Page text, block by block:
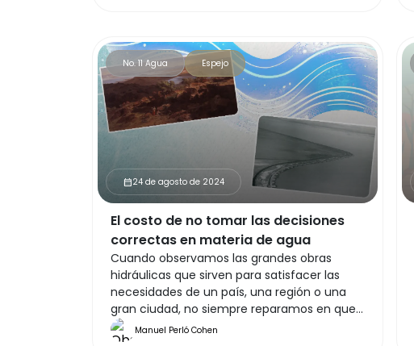
No. 11 Agua Espejo
calendar_month24 de agosto de 2024
El costo de no tomar las decisiones
correctas en materia de agua
Cuando observamos las grandes obras
hidráulicas que sirven para satisfacer las
necesidades de un país, una región o una
gran ciudad, no siempre reparamos en que
detrás de ellas se encuentran las decisiones
de algún gobernante o equipo de técnicos
Manuel Perló Cohen